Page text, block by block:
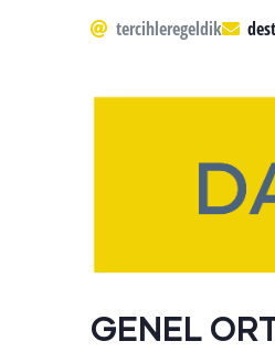
tercihleregeldik
GENEL